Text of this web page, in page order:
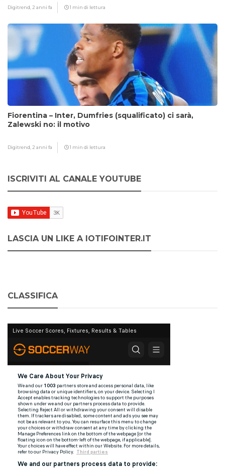
Digitrend, 2 anni fa 1 min di lettura
Fiorentina – Inter, Dumfries (squalificato) ci sarà,
Zalewski no: il motivo
Digitrend, 2 anni fa 1 min di lettura
ISCRIVITI AL CANALE YOUTUBE
LASCIA UN LIKE A IOTIFOINTER.IT
CLASSIFICA